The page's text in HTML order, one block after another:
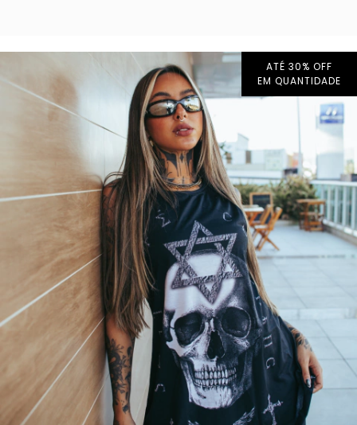
ATÉ 30% OFF
EM QUANTIDADE